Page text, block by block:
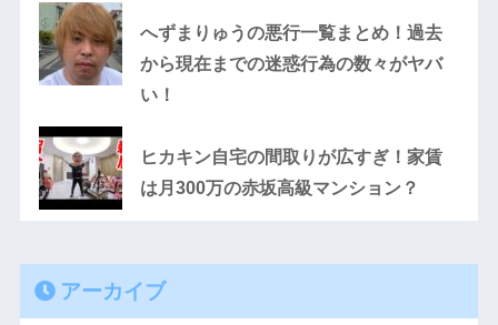
へずまりゅうの悪行一覧まとめ！過去
から現在までの迷惑行為の数々がヤバ
い！
ヒカキン自宅の間取りが広すぎ！家賃
は月300万の赤坂高級マンション？
アーカイブ